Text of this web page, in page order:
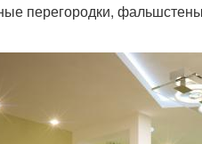
перегородки,